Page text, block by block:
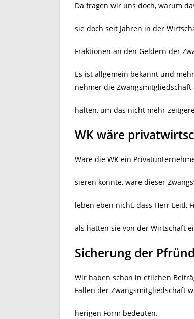
Da fragen wir uns doch, warum
sie doch seit Jahren in der
Fraktionen an den Geldern der
Es ist allgemein bekannt und
nehmer die
halten, um das nicht mehr
WK wäre
Wäre die WK ein
sieren könnte, wäre dieser
leben eben nicht, dass Herr Leitl,
als hätten sie von der Wirtschaft
Sicherung der
Wir haben schon in etlichen
Fallen der Zwangsmitgliedschaft
herigen Form bedeuten.